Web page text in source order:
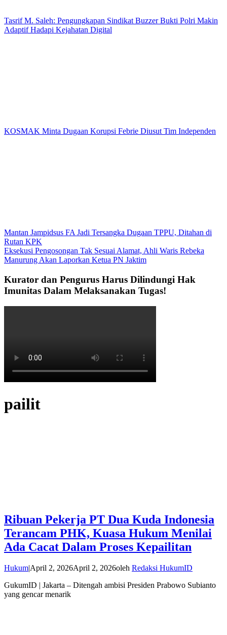
Tasrif M. Saleh: Pengungkapan Sindikat Buzzer Bukti Polri Makin
Adaptif Hadapi Kejahatan Digital
KOSMAK Minta Dugaan Korupsi Febrie Diusut Tim Independen
Mantan Jampidsus FA Jadi Tersangka Dugaan TPPU, Ditahan di
Rutan KPK
Eksekusi Pengosongan Tak Sesuai Alamat, Ahli Waris Rebeka
Manurung Akan Laporkan Ketua PN Jaktim
Kurator dan Pengurus Harus Dilindungi Hak
Imunitas Dalam Melaksanakan Tugas!
pailit
Ribuan Pekerja PT Dua Kuda Indonesia
Terancam PHK, Kuasa Hukum Menilai
Ada Cacat Dalam Proses Kepailitan
HukumApril 2, 2026April 2, 2026oleh Redaksi HukumID
GukumID | Jakarta – Ditengah ambisi Presiden Prabowo Subianto
yang gencar menarik